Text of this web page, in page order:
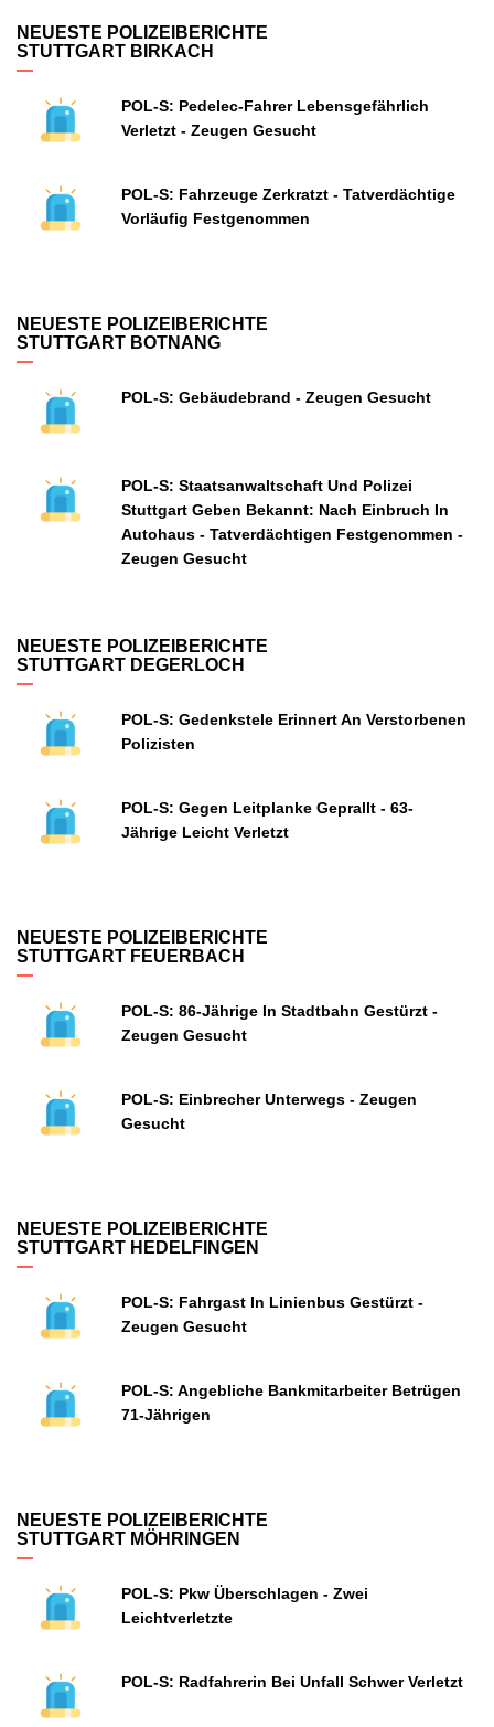
NEUESTE POLIZEIBERICHTE
STUTTGART BIRKACH
POL-S: Pedelec-Fahrer Lebensgefährlich
Verletzt - Zeugen Gesucht
POL-S: Fahrzeuge Zerkratzt - Tatverdächtige
Vorläufig Festgenommen
NEUESTE POLIZEIBERICHTE
STUTTGART BOTNANG
POL-S: Gebäudebrand - Zeugen Gesucht
POL-S: Staatsanwaltschaft Und Polizei
Stuttgart Geben Bekannt: Nach Einbruch In
Autohaus - Tatverdächtigen Festgenommen -
Zeugen Gesucht
NEUESTE POLIZEIBERICHTE
STUTTGART DEGERLOCH
POL-S: Gedenkstele Erinnert An Verstorbenen
Polizisten
POL-S: Gegen Leitplanke Geprallt - 63-
Jährige Leicht Verletzt
NEUESTE POLIZEIBERICHTE
STUTTGART FEUERBACH
POL-S: 86-Jährige In Stadtbahn Gestürzt -
Zeugen Gesucht
POL-S: Einbrecher Unterwegs - Zeugen
Gesucht
NEUESTE POLIZEIBERICHTE
STUTTGART HEDELFINGEN
POL-S: Fahrgast In Linienbus Gestürzt -
Zeugen Gesucht
POL-S: Angebliche Bankmitarbeiter Betrügen
71-Jährigen
NEUESTE POLIZEIBERICHTE
STUTTGART MÖHRINGEN
POL-S: Pkw Überschlagen - Zwei
Leichtverletzte
POL-S: Radfahrerin Bei Unfall Schwer Verletzt